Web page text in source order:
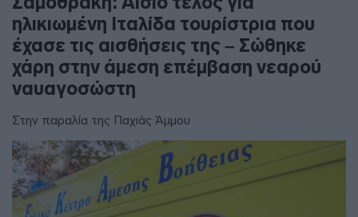
ηλικιωμένη Ιταλίδα τουρίστρια που
έχασε τις αισθήσεις της – Σώθηκε
χάρη στην άμεση επέμβαση νεαρού
ναυαγοσώστη
Στην παραλία της Παχιάς Άμμου